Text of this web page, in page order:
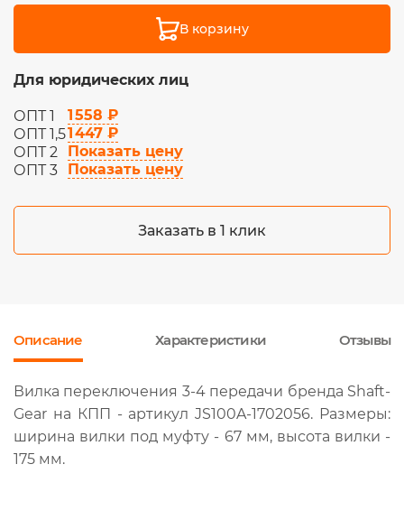
В корзину
Для юридических лиц
ОПТ 1
1 558 ₽
ОПТ 1,51 447 ₽
ОПТ 2
Показать цену
ОПТ 3
Показать цену
Заказать в 1 клик
Описание Характеристики Отзывы
Вилка переключения 3-4 передачи бренда Shaft-
Gear на КПП - артикул JS100A-1702056. Размеры:
ширина вилки под муфту - 67 мм, высота вилки -
175 мм.